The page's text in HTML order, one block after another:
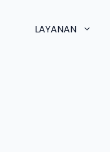
LAYANAN